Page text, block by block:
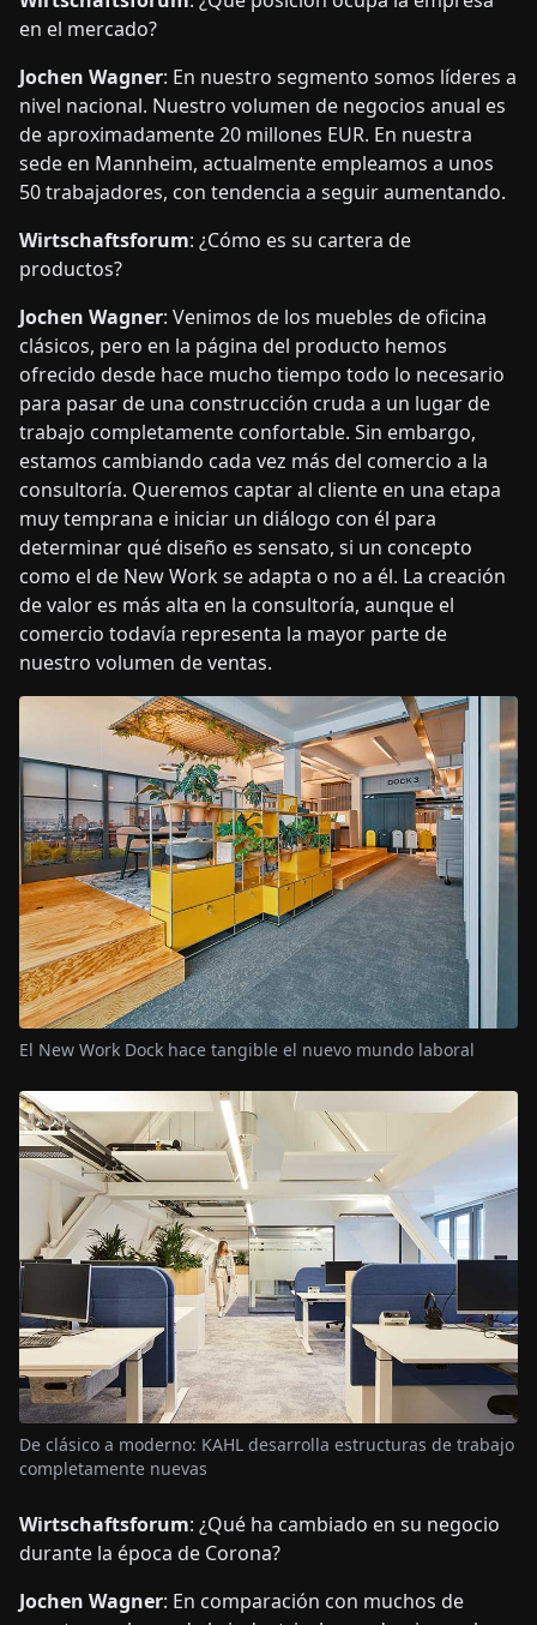
en el mercado?
Jochen Wagner: En nuestro segmento somos líderes a
nivel nacional. Nuestro volumen de negocios anual es
de aproximadamente 20 millones EUR. En nuestra
sede en Mannheim, actualmente empleamos a unos
50 trabajadores, con tendencia a seguir aumentando.
Wirtschaftsforum: ¿Cómo es su cartera de
productos?
Jochen Wagner: Venimos de los muebles de oficina
clásicos, pero en la página del producto hemos
ofrecido desde hace mucho tiempo todo lo necesario
para pasar de una construcción cruda a un lugar de
trabajo completamente confortable. Sin embargo,
estamos cambiando cada vez más del comercio a la
consultoría. Queremos captar al cliente en una etapa
muy temprana e iniciar un diálogo con él para
determinar qué diseño es sensato, si un concepto
como el de New Work se adapta o no a él. La creación
de valor es más alta en la consultoría, aunque el
comercio todavía representa la mayor parte de
nuestro volumen de ventas.
El New Work Dock hace tangible el nuevo mundo laboral
De clásico a moderno: KAHL desarrolla estructuras de trabajo
completamente nuevas
Wirtschaftsforum: ¿Qué ha cambiado en su negocio
durante la época de Corona?
Jochen Wagner: En comparación con muchos de